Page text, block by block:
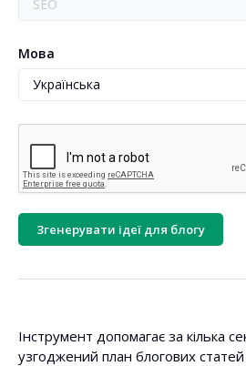
Мова
Згенерувати ідеї для блогу
Інструмент допомагає за кілька
узгоджений план блогових статей